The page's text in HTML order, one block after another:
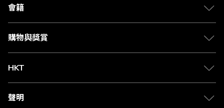
合作夥伴
媒體中心
會籍
會籍及專屬禮遇
賺取積分
購物與獎賞
物流與配送
Club Shopping 商品領取站
常見問題
HKT
csl.
1010
聲明